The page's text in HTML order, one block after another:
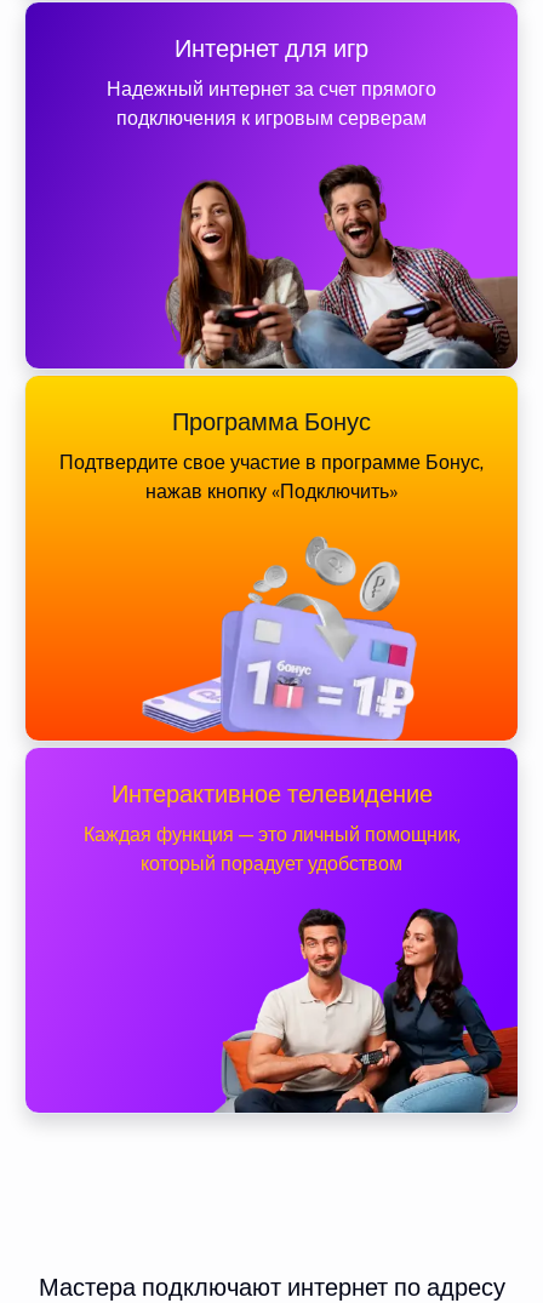
Интернет для игр
Надежный интернет за счет прямого
подключения к игровым серверам
Программа Бонус
Подтвердите свое участие в программе Бонус,
нажав кнопку «Подключить»
Интерактивное телевидение
Каждая функция — это личный помощник,
который порадует удобством
Мастера подключают интернет по адресу